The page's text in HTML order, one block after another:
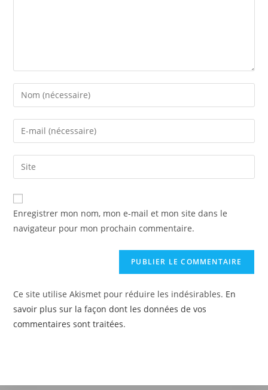
Enregistrer mon nom, mon e-mail et mon site dans le
navigateur pour mon prochain commentaire.
Ce site utilise Akismet pour réduire les indésirables. En
savoir plus sur la façon dont les données de vos
commentaires sont traitées.